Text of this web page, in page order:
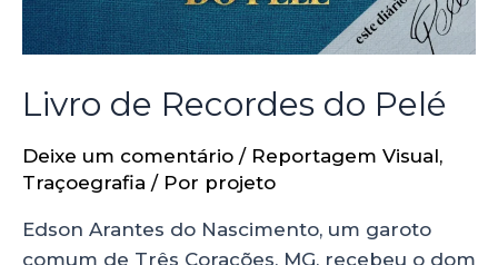
Livro de Recordes do Pelé
Deixe um comentário / Reportagem Visual,
Traçoegrafia / Por projeto
Edson Arantes do Nascimento, um garoto
comum de Três Corações, MG, recebeu o dom